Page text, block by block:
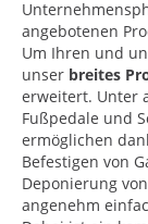
angebotenen
Um Ihren und
unser breites
erweitert. Unter
Fußpedale und
ermöglichen
Befestigen von
Deponierung
angenehm